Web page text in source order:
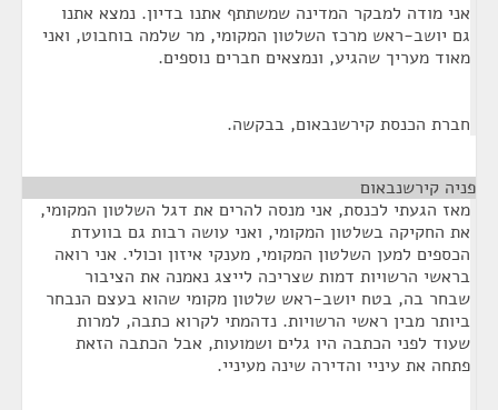
אני מודה למבקר המדינה שמשתתף אתנו בדיון. נמצא אתנו
גם יושב-ראש מרכז השלטון המקומי, מר שלמה בוחבוט, ואני
מאוד מעריך שהגיע, ונמצאים חברים נוספים.
חברת הכנסת קירשנבאום, בבקשה.
פניה קירשנבאום
מאז הגעתי לכנסת, אני מנסה להרים את דגל השלטון המקומי,
את החקיקה בשלטון המקומי, ואני עושה רבות גם בוועדת
הכספים למען השלטון המקומי, מענקי איזון וכולי. אני רואה
בראשי הרשויות דמות שצריכה לייצג נאמנה את הציבור
שבחר בה, בטח יושב-ראש שלטון מקומי שהוא בעצם הנבחר
ביותר מבין ראשי הרשויות. נדהמתי לקרוא כתבה, למרות
שעוד לפני הכתבה היו גלים ושמועות, אבל הכתבה הזאת
פתחה את עיניי והדירה שינה מעיניי.